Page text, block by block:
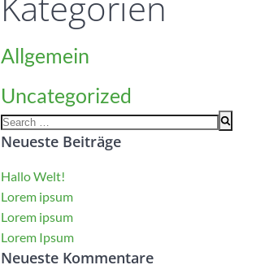
Allgemein
Uncategorized
Search
for:
Neueste Beiträge
Hallo Welt!
Lorem ipsum
Lorem ipsum
Lorem Ipsum
Neueste Kommentare